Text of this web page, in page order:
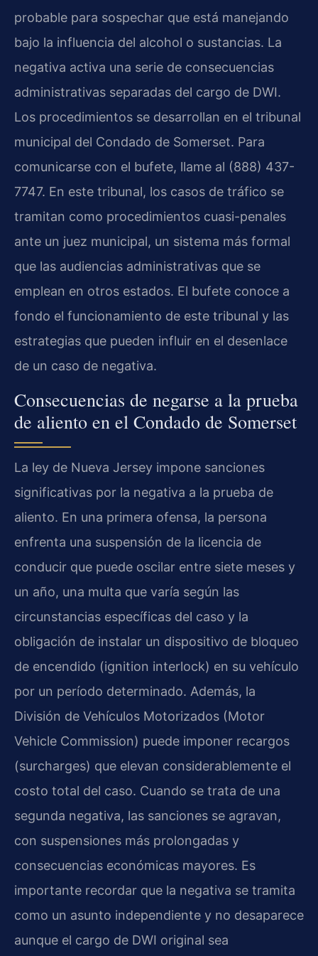
probable para sospechar que está manejando
bajo la influencia del alcohol o sustancias. La
negativa activa una serie de consecuencias
administrativas separadas del cargo de DWI.
Los procedimientos se desarrollan en el tribunal
municipal del Condado de Somerset. Para
comunicarse con el bufete, llame al (888) 437-
7747. En este tribunal, los casos de tráfico se
tramitan como procedimientos cuasi-penales
ante un juez municipal, un sistema más formal
que las audiencias administrativas que se
emplean en otros estados. El bufete conoce a
fondo el funcionamiento de este tribunal y las
estrategias que pueden influir en el desenlace
de un caso de negativa.
Consecuencias de negarse a la prueba
de aliento en el Condado de Somerset
La ley de Nueva Jersey impone sanciones
significativas por la negativa a la prueba de
aliento. En una primera ofensa, la persona
enfrenta una suspensión de la licencia de
conducir que puede oscilar entre siete meses y
un año, una multa que varía según las
circunstancias específicas del caso y la
obligación de instalar un dispositivo de bloqueo
de encendido (ignition interlock) en su vehículo
por un período determinado. Además, la
División de Vehículos Motorizados (Motor
Vehicle Commission) puede imponer recargos
(surcharges) que elevan considerablemente el
costo total del caso. Cuando se trata de una
segunda negativa, las sanciones se agravan,
con suspensiones más prolongadas y
consecuencias económicas mayores. Es
importante recordar que la negativa se tramita
como un asunto independiente y no desaparece
aunque el cargo de DWI original sea